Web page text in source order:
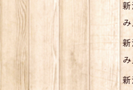
新
新
新